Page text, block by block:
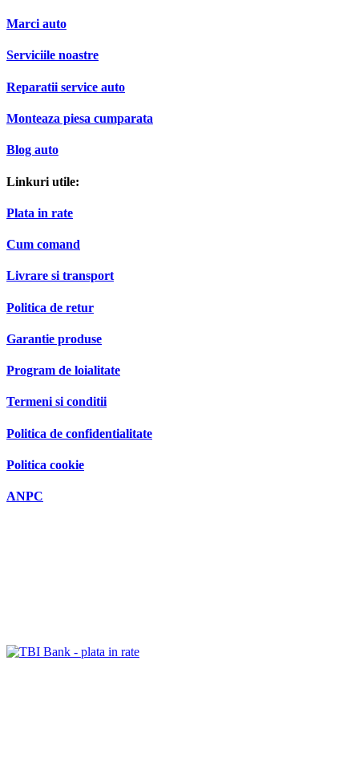
Marci auto
Serviciile noastre
Reparatii service auto
Monteaza piesa cumparata
Blog auto
Linkuri utile:
Plata in rate
Cum comand
Livrare si transport
Politica de retur
Garantie produse
Program de loialitate
Termeni si conditii
Politica de confidentialitate
Politica cookie
ANPC